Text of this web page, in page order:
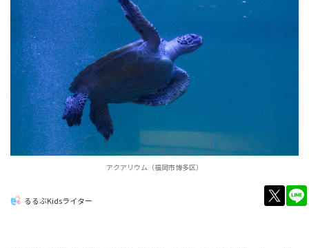
アクアリウム（福岡市博多区）
るるぶKidsライター